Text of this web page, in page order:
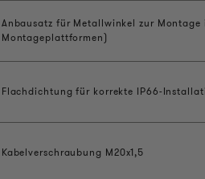
Anbausatz für Metallwinkel zur
Montageplattformen)
Flachdichtung für korrekte IP66-
Kabelverschraubung M20x1,5